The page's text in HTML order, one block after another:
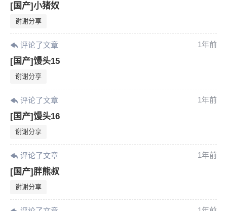
[国产]小猪奴
谢谢分享
评论了文章 1年前
[国产]馒头15
谢谢分享
评论了文章 1年前
[国产]馒头16
谢谢分享
评论了文章 1年前
[国产]胖熊叔
谢谢分享